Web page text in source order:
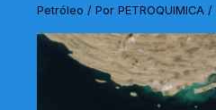
Petróleo / PorPETROQUIMICA /